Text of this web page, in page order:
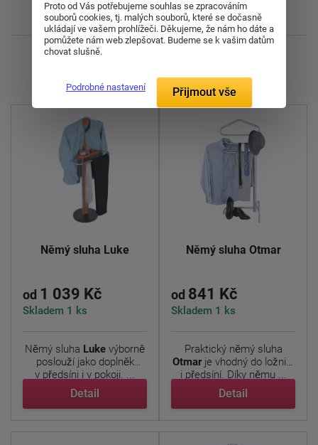
Nejnovější
Němý sluha Luke
od 1 039 Kč
Skladem 1 ks
Němý sluha Luke výborně
poslouží jako doplněk
v předsíni i v pokoji. ...
Detail
Němý sluha Otmar
od 841 Kč
Skladem 1 ks
Praktický němý sluha
Otmarje vhodný do ložnicí
i předsíní. Díky němu ...
Detail
Proto od Vás potřebujeme souhlas se zpracováním
souborů cookies, tj. malých souborů, které se dočasně
ukládají ve vašem prohlížeči. Děkujeme, že nám ho dáte a
pomůžete nám web zlepšovat. Budeme se k vašim datům
chovat slušně.
Podrobné nastavení Přijmout vše